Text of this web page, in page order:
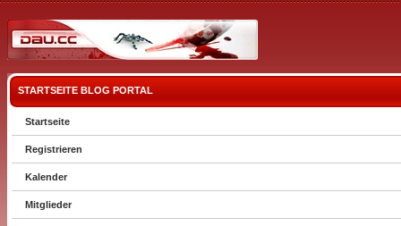
STARTSEITE BLOG PORTAL
Startseite
Registrieren
Kalender
Mitglieder